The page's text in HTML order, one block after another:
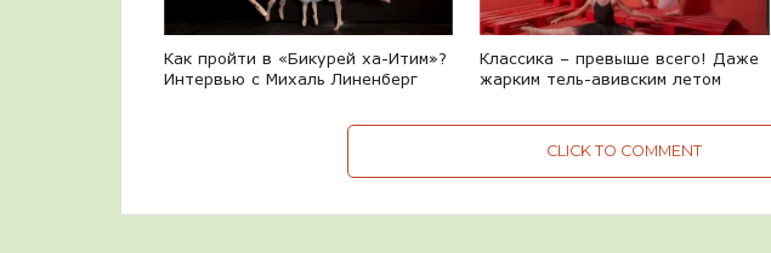
Как пройти в «Бикурей ха-Итим»?
Интервью с Михаль Линенберг
Классика – превыше всего! Даже
жарким тель-авивским летом
CLICK TO COMMENT